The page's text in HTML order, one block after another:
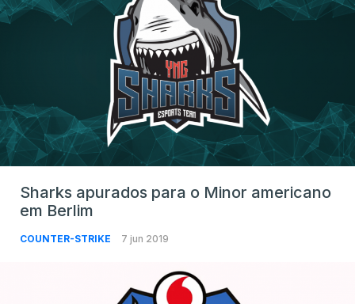
Sharks apurados para o Minor americano
em Berlim
COUNTER-STRIKE 7 jun 2019